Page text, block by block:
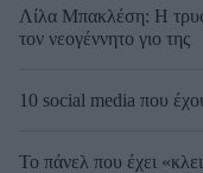
Λίλα Μπακλέση: Η
τον νεογέννητο γιο της
10 social media που
Το πάνελ που έχει